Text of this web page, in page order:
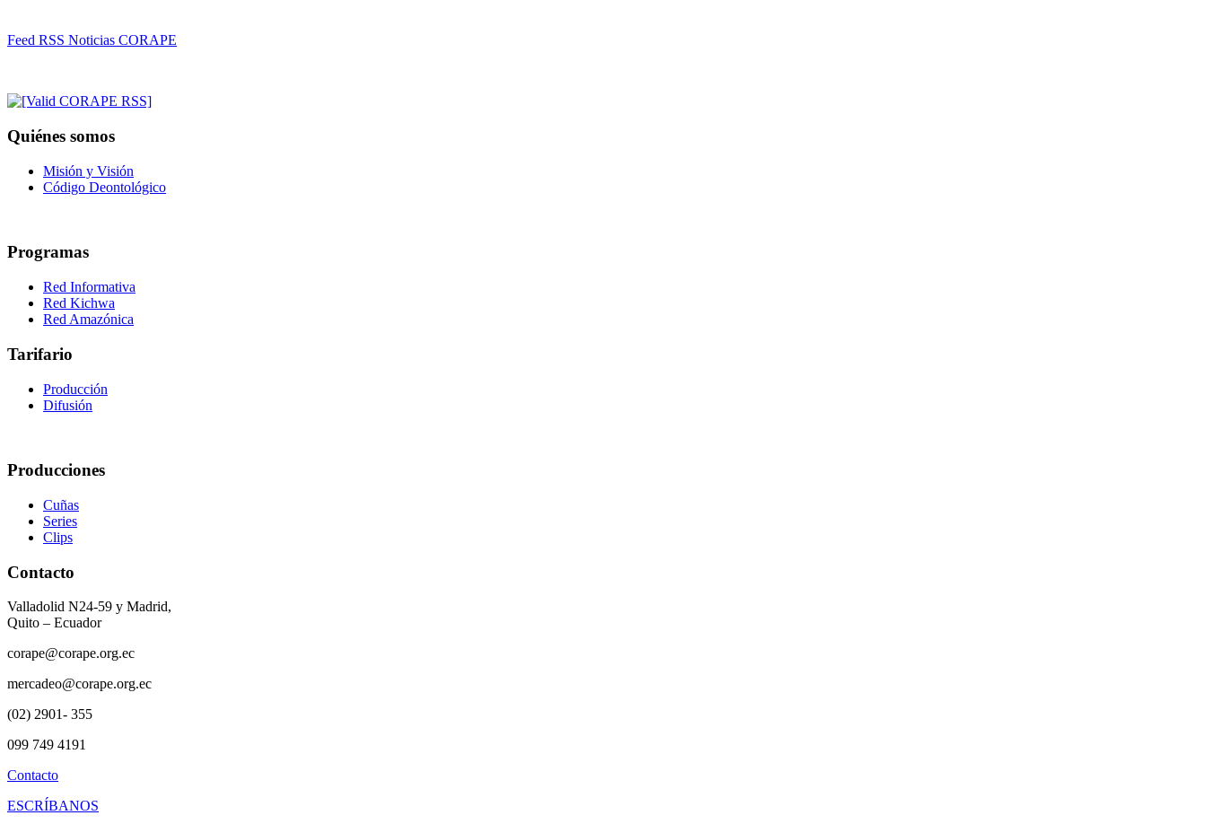
Feed RSS Noticias CORAPE
Quiénes somos
Misión y Visión
Código Deontológico
Programas
Red Informativa
Red Kichwa
Red Amazónica
Tarifario
Producción
Difusión
Producciones
Cuñas
Series
Clips
Contacto
Valladolid N24-59 y Madrid,
Quito – Ecuador
corape@corape.org.ec
mercadeo@corape.org.ec
(02) 2901- 355
099 749 4191
Contacto
ESCRÍBANOS